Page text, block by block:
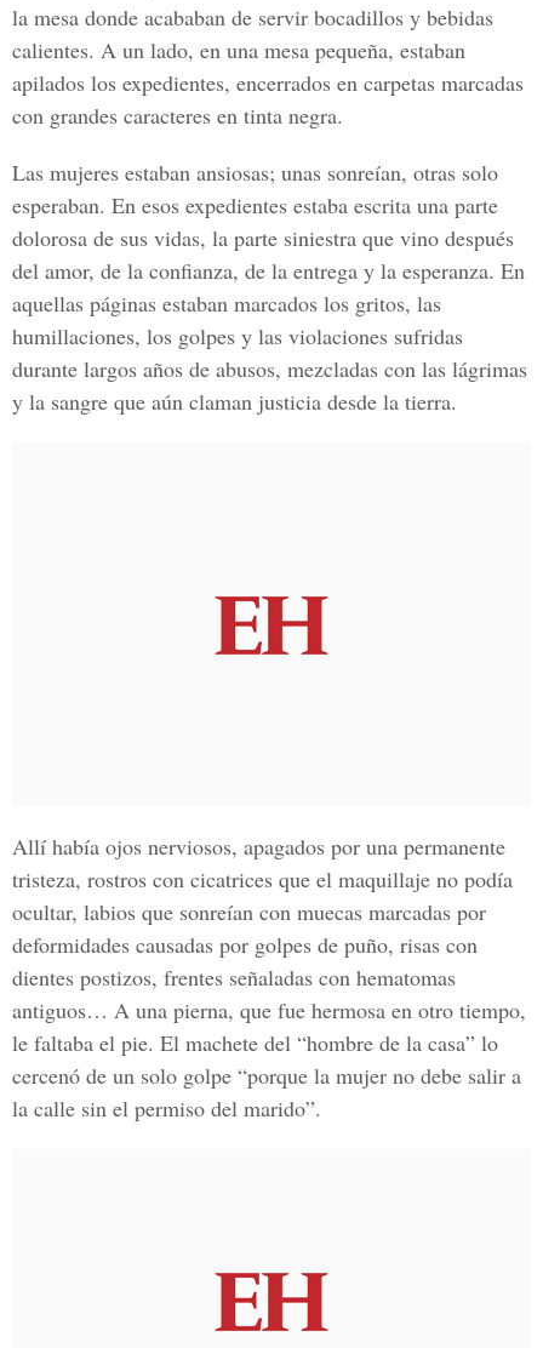
la mesa donde acababan de servir bocadillos y bebidas
calientes. A un lado, en una mesa pequeña, estaban
apilados los expedientes, encerrados en carpetas marcadas
con grandes caracteres en tinta negra.
Las mujeres estaban ansiosas; unas sonreían, otras solo
esperaban. En esos expedientes estaba escrita una parte
dolorosa de sus vidas, la parte siniestra que vino después
del amor, de la confianza, de la entrega y la esperanza. En
aquellas páginas estaban marcados los gritos, las
humillaciones, los golpes y las violaciones sufridas
durante largos años de abusos, mezcladas con las lágrimas
y la sangre que aún claman justicia desde la tierra.
Allí había ojos nerviosos, apagados por una permanente
tristeza, rostros con cicatrices que el maquillaje no podía
ocultar, labios que sonreían con muecas marcadas por
deformidades causadas por golpes de puño, risas con
dientes postizos, frentes señaladas con hematomas
antiguos… A una pierna, que fue hermosa en otro tiempo,
le faltaba el pie. El machete del “hombre de la casa” lo
cercenó de un solo golpe “porque la mujer no debe salir a
la calle sin el permiso del marido”.